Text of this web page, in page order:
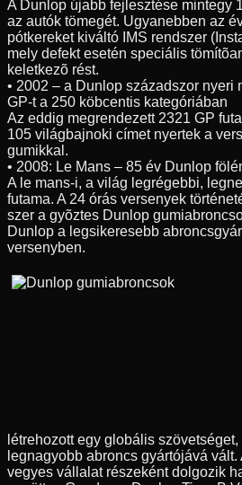
A Dunlop újabb fejlesztése mintegy
az autók tömegét. Ugyanebben az
pótkereket kiváltó IMS rendszer
mely defekt esetén speciális
keletkezõ rést.
• 2002 – a Dunlop századszor nyeri
GP-t a 250 köbcentis kategóriában
Az eddig megrendezett 2321 GP
105 világbajnoki címet nyertek a
gumikkal.
• 2008: Le Mans – 85 év Dunlop
A le mans-i, a világ legrégebbi,
futama. A 24 órás versenyek
szer a gyõztes Dunlop
Dunlop a legsikeresebb
versenyben.
létrehozott egy globális
legnagyobb abroncs gyártójává
vegyes vállalat részeként dolgozik